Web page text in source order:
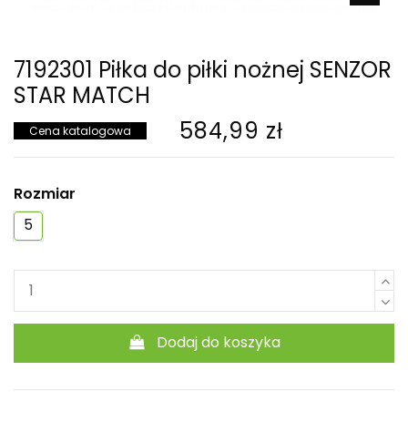
7192301 Piłka do piłki nożnej SENZOR
STAR MATCH
Cena katalogowa 584,99 zł
Rozmiar
5
Dodaj do koszyka